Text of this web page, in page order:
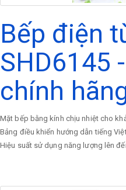
Bếp điện
SHD6145
chính
Mặt bếp bằng kính chịu nhiệt cho
Bảng điều khiển hướng dẫn tiếng
Hiệu suất sử dụng năng lượng lên